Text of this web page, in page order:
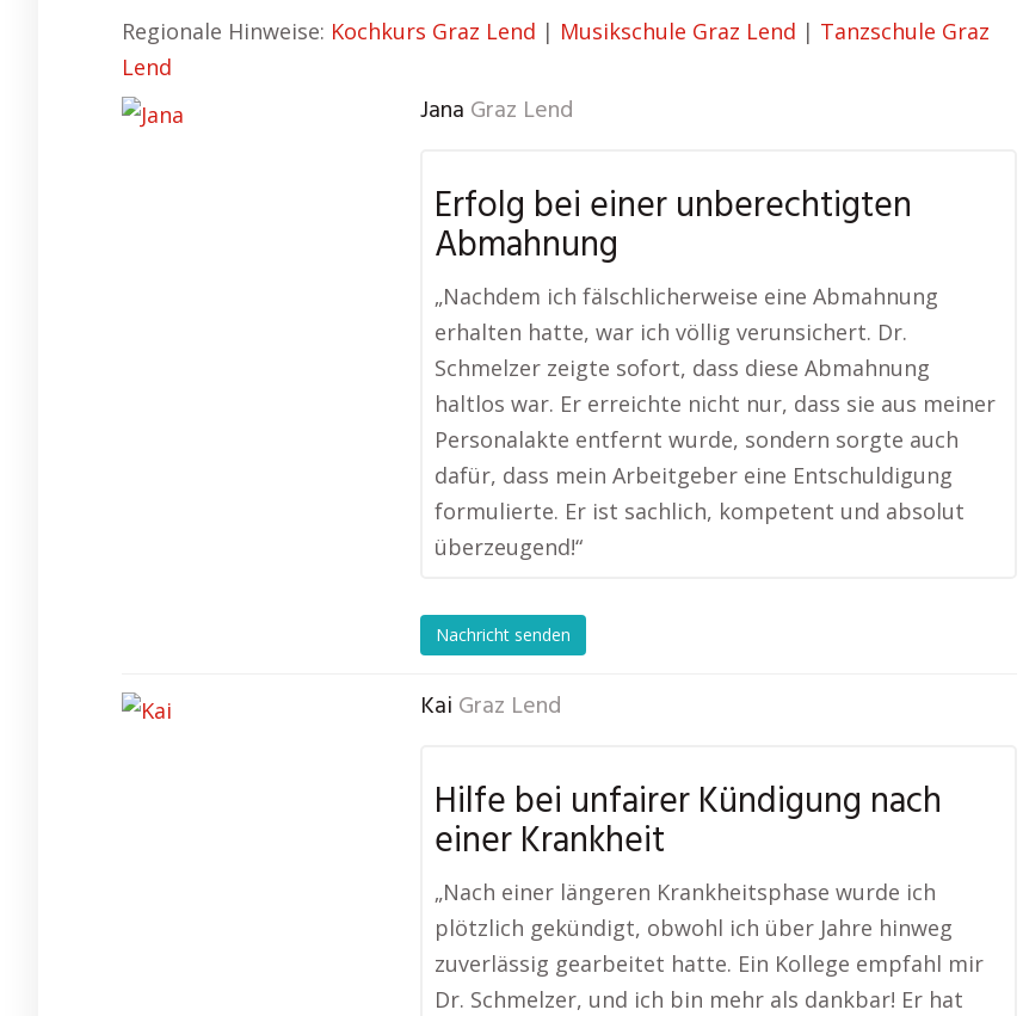
Regionale Hinweise: Kochkurs Graz Lend | Musikschule Graz Lend | Tanzschule Graz
Lend
Jana Graz Lend
Erfolg bei einer unberechtigten
Abmahnung
„Nachdem ich fälschlicherweise eine Abmahnung
erhalten hatte, war ich völlig verunsichert. Dr.
Schmelzer zeigte sofort, dass diese Abmahnung
haltlos war. Er erreichte nicht nur, dass sie aus meiner
Personalakte entfernt wurde, sondern sorgte auch
dafür, dass mein Arbeitgeber eine Entschuldigung
formulierte. Er ist sachlich, kompetent und absolut
überzeugend!“
Nachricht senden
Kai Graz Lend
Hilfe bei unfairer Kündigung nach
einer Krankheit
„Nach einer längeren Krankheitsphase wurde ich
plötzlich gekündigt, obwohl ich über Jahre hinweg
zuverlässig gearbeitet hatte. Ein Kollege empfahl mir
Dr. Schmelzer, und ich bin mehr als dankbar! Er hat